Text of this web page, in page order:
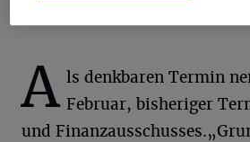
A ls denkbaren Termin
Februar, bisheriger
und